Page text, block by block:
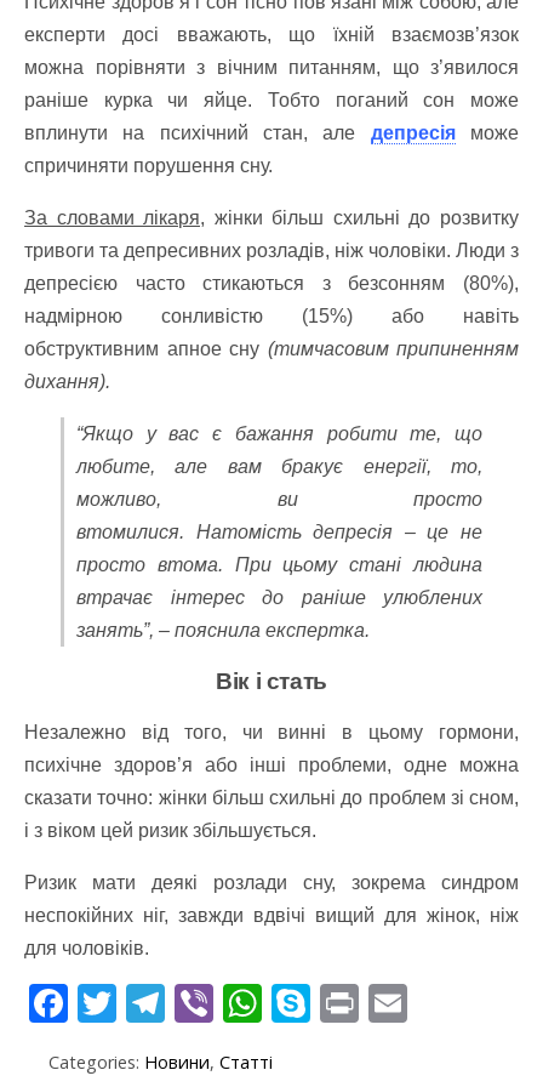
експерти досі вважають, що їхній взаємозв’язок
можна порівняти з вічним питанням, що з’явилося
раніше курка чи яйце. Тобто поганий сон може
вплинути на психічний стан, але депресіяможе
спричиняти порушення сну.
За словами лікаря, жінки більш схильні до розвитку
тривоги та депресивних розладів, ніж чоловіки. Люди з
депресією часто стикаються з безсонням (80%),
надмірною сонливістю (15%) або навіть
обструктивним апное сну (тимчасовим припиненням
дихання).
“Якщо у вас є бажання робити те, що
любите, але вам бракує енергії, то,
можливо, ви просто
втомилися. Натомість депресія – це не
просто втома. При цьому стані людина
втрачає інтерес до раніше улюблених
занять”, – пояснила експертка.
Вік і стать
Незалежно від того, чи винні в цьому гормони,
психічне здоров’я або інші проблеми, одне можна
сказати точно: жінки більш схильні до проблем зі сном,
і з віком цей ризик збільшується.
Ризик мати деякі розлади сну, зокрема синдром
неспокійних ніг, завжди вдвічі вищий для жінок, ніж
для чоловіків.
F T T Vi W S Pr
Categories: Новини, Статті